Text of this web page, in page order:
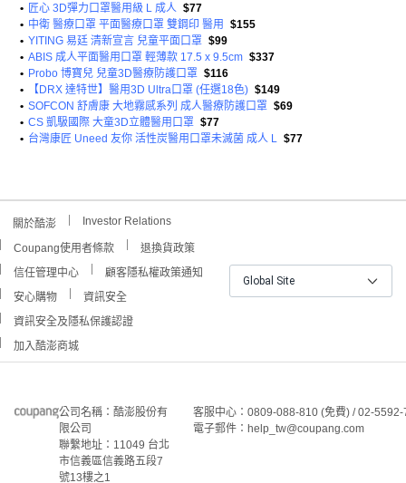
• 匠心 3D彈力口罩醫用級 L 成人 $77
• 中衛 醫療口罩 平面醫療口罩 雙鋼印 醫用
$155
• YITING 易廷 清新宣言 兒童平面口罩 $99
• ABIS 成人平面醫用口罩 輕薄款 17.5 x 9.5cm $337
• Probo 博寶兒 兒童3D醫療防護口罩 $116
•
【DRX 達特世】醫用3D Ultra口罩 (任選18色) $149
• SOFCON 舒膚康 大地霧感系列 成人醫療防護口罩 $69
• CS 凱馺國際 大童3D立體醫用口罩 $77
• 台灣康匠 Uneed 友你 活性炭醫用口罩未滅菌 成人 L $77
關於酷澎 Investor Relations
Coupang使用者條款
退換貨政策
信任管理中心
顧客隱私權政策通知
安心購物
資訊安全
資訊安全及隱私保護認證
加入酷澎商城
Global Site
公司名稱：酷澎股份有
限公司
聯繫地址：11049 台北
市信義區信義路五段7
號13樓之1
客服中心：0809-088-810 (免費) / 02-
電子郵件：help_tw@coupang.com